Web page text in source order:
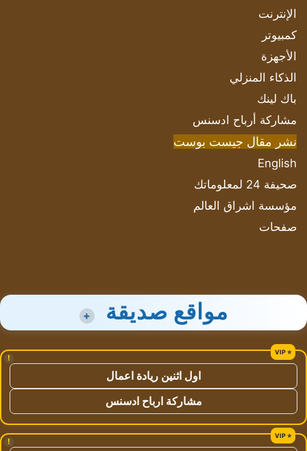
الإنترنت
كمبيوتر
الأجهزة
الذكاء المنزلي
باك لينك
مشاركة أرباح ادسنس
نشر مقال جيست بوست
English
صحيفة 24 لمعلوماتك
مؤسسة اشراق العالم
صفحات
مواقع صديقة +
!
اول اثنين ريادة اعمال
مشاركة ارباح ادسنس
!